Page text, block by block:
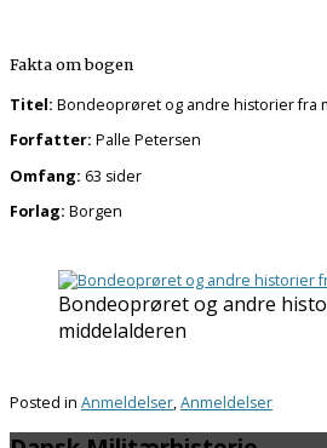
Fakta om bogen
Titel: Bondeoprøret og andre historier fra
Forfatter: Palle Petersen
Omfang: 63 sider
Forlag: Borgen
Bondeoprøret og andre
middelalderen
Posted in Anmeldelser,Anmeldelser